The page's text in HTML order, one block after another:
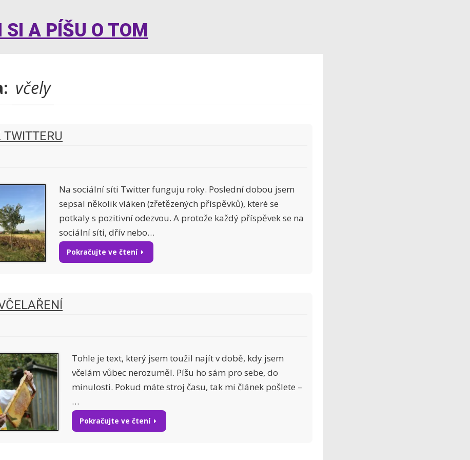
A PÍŠU O TOM
včely
Na sociální síti Twitter funguju roky. Poslední dobou jsem
sepsal několik vláken (zřetězených příspěvků), které se
potkaly s pozitivní odezvou. A protože každý příspěvek se na
sociální síti, dřív nebo…
Pokračujte ve čtení
Tohle je text, který jsem toužil najít v době, kdy jsem
včelám vůbec nerozuměl. Píšu ho sám pro sebe, do
minulosti. Pokud máte stroj času, tak mi článek pošlete –
…
Pokračujte ve čtení